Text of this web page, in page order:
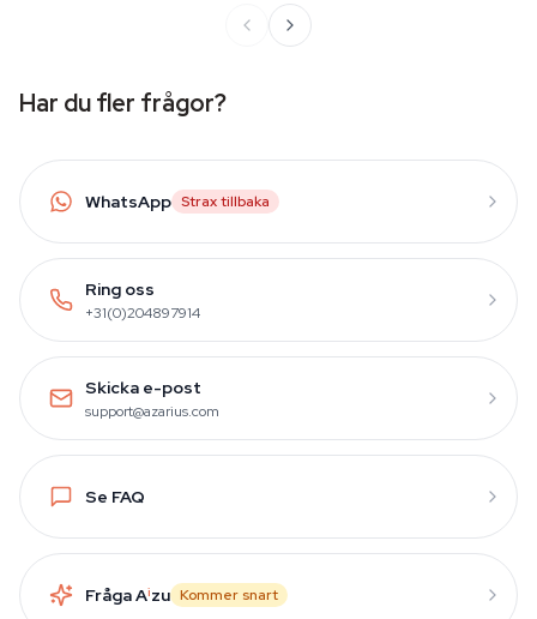
Har du fler frågor?
WhatsApp Strax tillbaka
Ring oss
+31(0)204897914
Skicka e-post
support@azarius.com
Se FAQ
Fråga Aizu Kommer snart